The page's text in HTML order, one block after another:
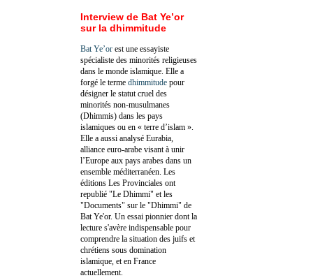
Interview de Bat Ye’or
sur la dhimmitude
Bat Ye’or est une essayiste
spécialiste des minorités religieuses
dans le monde islamique. Elle a
forgé le terme dhimmitude pour
désigner le statut cruel des
minorités non-musulmanes
(Dhimmis) dans les pays
islamiques ou en « terre d’islam ».
Elle a aussi analysé Eurabia,
alliance euro-arabe visant à unir
l’Europe aux pays arabes dans un
ensemble méditerranéen. Les
éditions Les Provinciales ont
republié "Le Dhimmi" et les
"Documents" sur le "Dhimmi" de
Bat Ye'or. Un essai pionnier dont la
lecture s'avère indispensable pour
comprendre la situation des juifs et
chrétiens sous domination
islamique, et en France
actuellement.